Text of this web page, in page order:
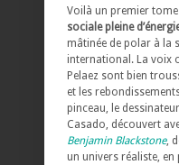
Voilà un premier tome
sociale pleine
mâtinée de polar à la
international. La voix
Pelaez sont bien
et les
pinceau, le
Casado, découvert
Benjamin Blackstone,
un univers réaliste, en